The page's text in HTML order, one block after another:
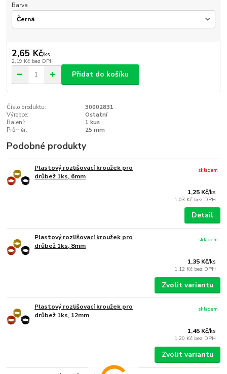
Barva
2,65 Kč/ks
2,19 Kč bez DPH
Přidat do košíku
Číslo produktu:
30002831
Výrobce:
Ostatní
Balení:
1 kus
Průměr:
25 mm
Podobné produkty
Plastový rozlišovací kroužek pro
drůbež 1ks, 6mm
1,25 Kč/ks
1,03 Kč bez DPH
skladem
Detail
Plastový rozlišovací kroužek pro
drůbež 1ks, 8mm
1,35 Kč/ks
1,12 Kč bez DPH
skladem
Zvolit variantu
Plastový rozlišovací kroužek pro
drůbež 1ks, 12mm
1,45 Kč/ks
1,20 Kč bez DPH
skladem
Zvolit variantu